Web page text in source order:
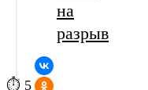
на
разрыв
⏱ 5